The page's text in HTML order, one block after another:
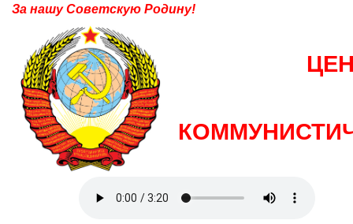
За нашу Советскую Родину!